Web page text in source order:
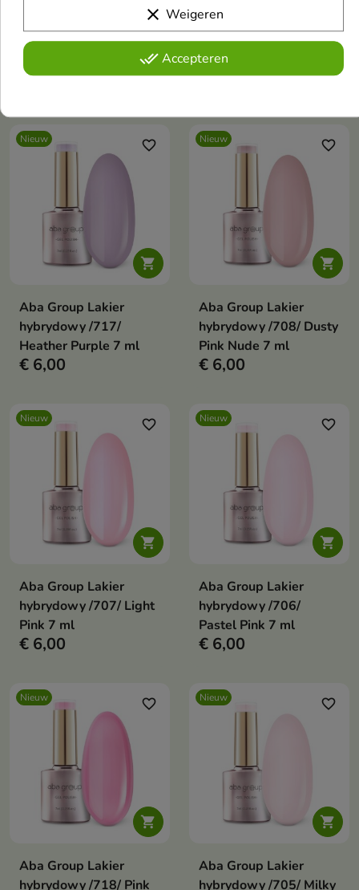
Aba Group Lakier
hybrydowy /720/ Mint
7 ml
Aba Group Lakier
hybrydowy /719/ Lime
Green 7 ml
Nieuw

favorite_border
Aba Group Lakier
hybrydowy /717/
Heather Purple 7 ml
€ 6,00
Nieuw

favorite_border
Aba Group Lakier
hybrydowy /708/ Dusty
Pink Nude 7 ml
€ 6,00
Nieuw

favorite_border
Aba Group Lakier
hybrydowy /707/ Light
Pink 7 ml
€ 6,00
Nieuw

favorite_border
Aba Group Lakier
hybrydowy /706/
Pastel Pink 7 ml
€ 6,00
Nieuw

favorite_border
Aba Group Lakier
hybrydowy /718/ Pink
Nieuw

favorite_border
Aba Group Lakier
hybrydowy /705/ Milky
clear Weigeren
done_all Accepteren